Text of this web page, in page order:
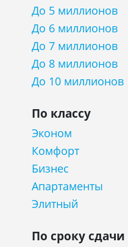
До 5 миллионов
До 6 миллионов
До 7 миллионов
До 8 миллионов
До 10 миллионов
По классу
Эконом
Комфорт
Бизнес
Апартаменты
Элитный
По сроку сдачи